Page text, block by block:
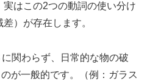
はこの2つの動詞の使い分け
）が存在します。
関わらず、日常的な物の破
が一般的です。（例：ガラス